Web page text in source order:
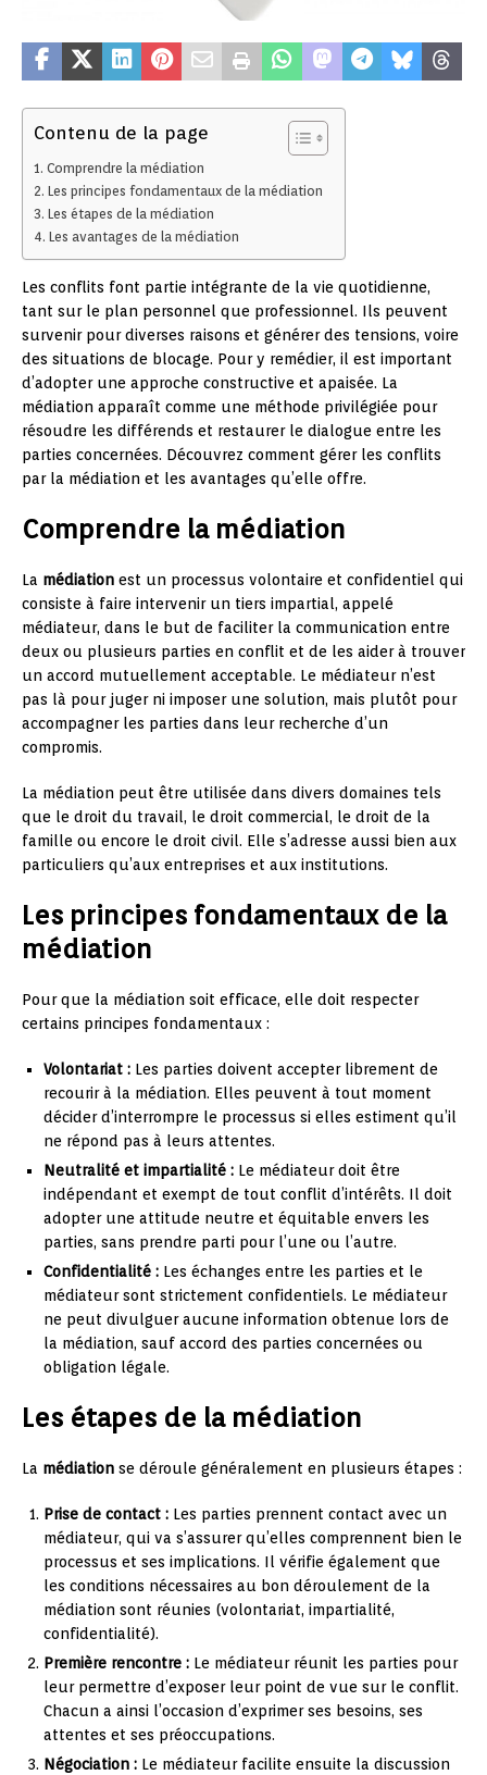
Contenu de la page
Comprendre la médiation
Les principes fondamentaux de la médiation
Les étapes de la médiation
Les avantages de la médiation
Les conflits font partie intégrante de la vie quotidienne,
tant sur le plan personnel que professionnel. Ils peuvent
survenir pour diverses raisons et générer des tensions, voire
des situations de blocage. Pour y remédier, il est important
d’adopter une approche constructive et apaisée. La
médiation apparaît comme une méthode privilégiée pour
résoudre les différends et restaurer le dialogue entre les
parties concernées. Découvrez comment gérer les conflits
par la médiation et les avantages qu’elle offre.
Comprendre la médiation
La médiation est un processus volontaire et confidentiel qui
consiste à faire intervenir un tiers impartial, appelé
médiateur, dans le but de faciliter la communication entre
deux ou plusieurs parties en conflit et de les aider à trouver
un accord mutuellement acceptable. Le médiateur n’est
pas là pour juger ni imposer une solution, mais plutôt pour
accompagner les parties dans leur recherche d’un
compromis.
La médiation peut être utilisée dans divers domaines tels
que le droit du travail, le droit commercial, le droit de la
famille ou encore le droit civil. Elle s’adresse aussi bien aux
particuliers qu’aux entreprises et aux institutions.
Les principes fondamentaux de la
médiation
Pour que la médiation soit efficace, elle doit respecter
certains principes fondamentaux :
Volontariat : Les parties doivent accepter librement de
recourir à la médiation. Elles peuvent à tout moment
décider d’interrompre le processus si elles estiment qu’il
ne répond pas à leurs attentes.
Neutralité et impartialité : Le médiateur doit être
indépendant et exempt de tout conflit d’intérêts. Il doit
adopter une attitude neutre et équitable envers les
parties, sans prendre parti pour l’une ou l’autre.
Confidentialité : Les échanges entre les parties et le
médiateur sont strictement confidentiels. Le médiateur
ne peut divulguer aucune information obtenue lors de
la médiation, sauf accord des parties concernées ou
obligation légale.
Les étapes de la médiation
La médiation se déroule généralement en plusieurs étapes :
Prise de contact : Les parties prennent contact avec un
médiateur, qui va s’assurer qu’elles comprennent bien le
processus et ses implications. Il vérifie également que
les conditions nécessaires au bon déroulement de la
médiation sont réunies (volontariat, impartialité,
confidentialité).
Première rencontre : Le médiateur réunit les parties pour
leur permettre d’exposer leur point de vue sur le conflit.
Chacun a ainsi l’occasion d’exprimer ses besoins, ses
attentes et ses préoccupations.
Négociation : Le médiateur facilite ensuite la discussion